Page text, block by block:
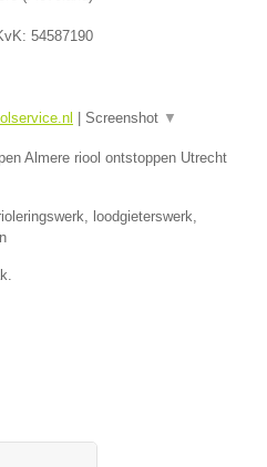
54587190
Screenshot ▼
Almere riool ontstoppen Utrecht
loodgieterswerk,